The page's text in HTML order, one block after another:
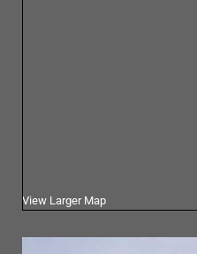
View Larger Map